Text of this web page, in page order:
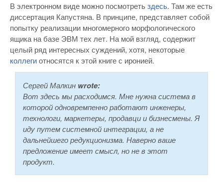
В электронном виде можно посмотретьздесь. Там же есть
диссертация Капустяна. В принципе, представляет собой
попытку реализации многомерного морфологического
ящика на базе ЭВМ тех лет. На мой взгляд, содержит
целый ряд интересных суждений, хотя, некоторые
коллегиотносятся к этой книге с иронией.
Сергей Малкин wrote:
Вот здесь мы расходимся. Мне нужна система в
которой одновремпенно работают инженеры,
технологи, маркетеры, продавци и бизнесмены. Я
иду путем системной интеграции, а не
дальнейшего редукционизма. Наверно ваше
предложение имеет смысл, но не в этот
продукт.